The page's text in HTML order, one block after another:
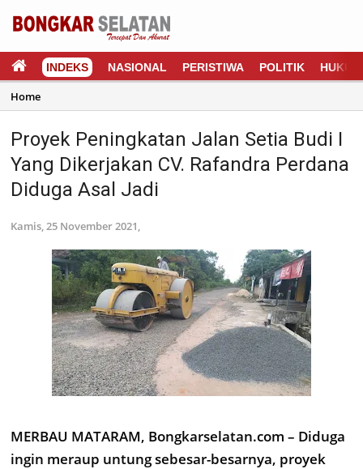
INDEKS NASIONAL PERISTIWA POLITIK HUKUM
Home
Proyek Peningkatan Jalan Setia Budi I
Yang Dikerjakan CV. Rafandra Perdana
Diduga Asal Jadi
Kamis, 25 November 2021,
MERBAU MATARAM, Bongkarselatan.com – Diduga
ingin meraup untung sebesar-besarnya, proyek